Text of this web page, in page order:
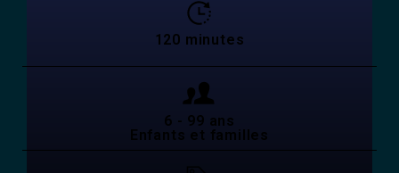
120 minutes
6 - 99 ans
Enfants et familles